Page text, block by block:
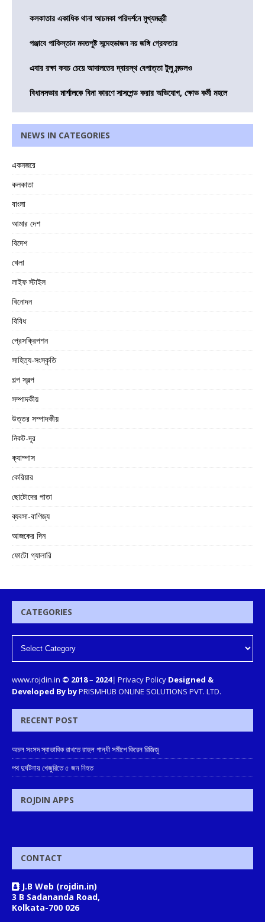
কলকাতার একাধিক থানা আচমকা পরিদর্শনে মুখ্যমন্ত্রী
পঞ্জাবে পাকিস্তান মদতপুষ্ট সন্দেহভাজন নয় জঙ্গি গ্রেফতার
এবার রক্ষা কবচ চেয়ে আদালতের দ্বারস্থ বেপাত্তা টুলু মন্ডলও
বিধানসভার মার্শালকে বিনা কারণে সাসপেন্ড করার অভিযোগ, ক্ষোভ কর্মী মহলে
NEWS IN CATEGORIES
একনজরে
কলকাতা
বাংলা
আমার দেশ
বিদেশ
খেলা
লাইফ স্টাইল
বিনোদন
বিবিধ
প্রেসক্রিপশন
সাহিত্য-সংস্কৃতি
গল্প স্বল্প
সম্পাদকীয়
উত্তর সম্পাদকীয়
নিকট-দূর
ক্যাম্পাস
কেরিয়ার
ছোটোদের পাতা
ব্যবসা-বাণিজ্য
আজকের দিন
ফোটো গ্যালারি
CATEGORIES
www.rojdin.in © 2018– 2024| Privacy Policy Designed &
Developed By byPRISMHUB ONLINE SOLUTIONS PVT. LTD.
RECENT POST
অচল সংসদ স্বাভাবিক রাখতে রাহুল গান্ধী সমীপে কিরেন রিজিজু
পথ দুর্ঘটনায় খেজুরিতে ৫ জন নিহত
ROJDIN APPS
CONTACT
J.B Web (rojdin.in)
3 B Sadananda Road,
Kolkata-700 026